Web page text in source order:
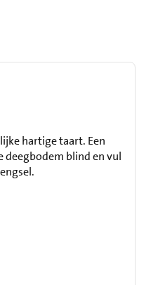
hartige taart. Een
deegbodem blind en vul